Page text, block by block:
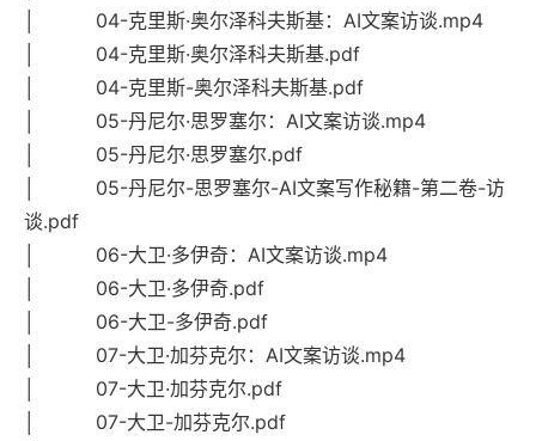
│ 04-克里斯·奥尔泽科夫斯基：AI文案访谈.mp4
│ 04-克里斯·奥尔泽科夫斯基.pdf
│ 04-克里斯-奥尔泽科夫斯基.pdf
│ 05-丹尼尔·思罗塞尔：AI文案访谈.mp4
│ 05-丹尼尔·思罗塞尔.pdf
│ 05-丹尼尔-思罗塞尔-AI文案写作秘籍-第二卷-访
谈.pdf
│ 06-大卫·多伊奇：AI文案访谈.mp4
│ 06-大卫·多伊奇.pdf
│ 06-大卫-多伊奇.pdf
│ 07-大卫·加芬克尔：AI文案访谈.mp4
│ 07-大卫·加芬克尔.pdf
│ 07-大卫-加芬克尔.pdf